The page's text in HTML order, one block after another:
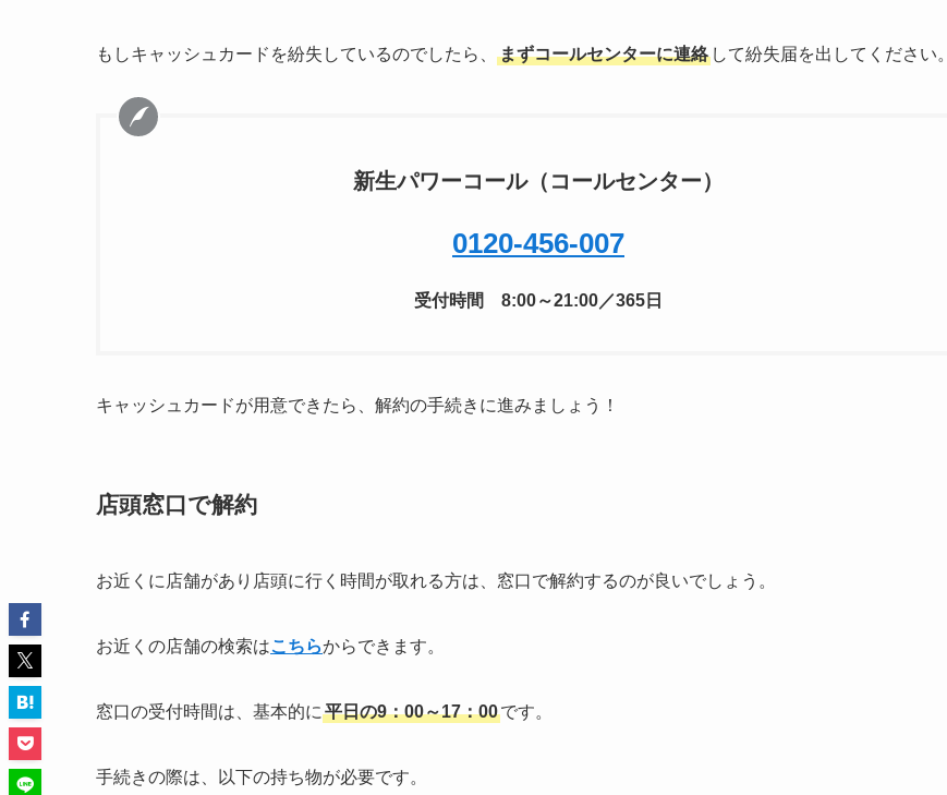
もしキャッシュカードを紛失しているのでしたら、 まずコールセンターに連絡 して紛失届を出してください。
新生パワーコール（コールセンター）
0120-456-007
受付時間 8:00～21:00／365日
キャッシュカードが用意できたら、解約の手続きに進みましょう！
店頭窓口で解約
お近くに店舗があり店頭に行く時間が取れる方は、窓口で解約するのが良いでしょう。
お近くの店舗の検索はこちらからできます。
窓口の受付時間は、基本的に 平日の9：00～17：00です。
手続きの際は、以下の持ち物が必要です。